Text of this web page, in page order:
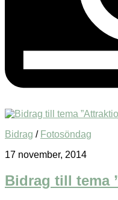
Bidrag / Fotosöndag
17 november, 2014
Bidrag till tema